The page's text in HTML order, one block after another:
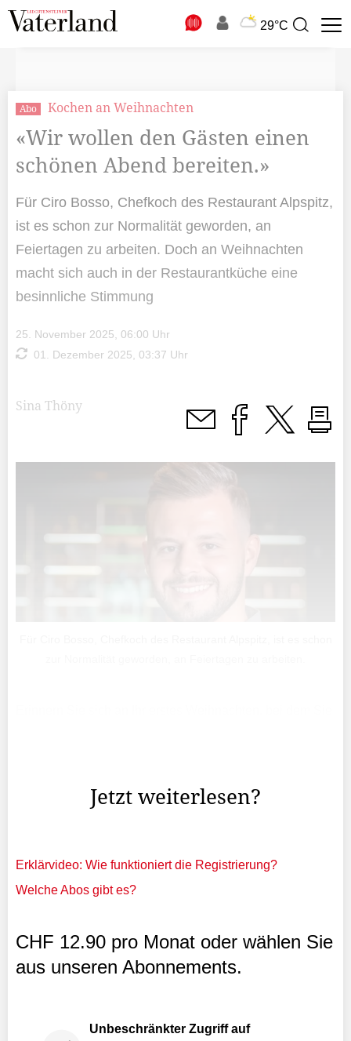
29°C
Suchbegriff
Abo Kochen an Weihnachten
«Wir wollen den Gästen einen
schönen Abend bereiten.»
Für Ciro Bosso, Chefkoch des Restaurant Alpspitz,
ist es schon zur Normalität geworden, an
Feiertagen zu arbeiten. Doch an Weihnachten
macht sich auch in der Restaurantküche eine
besinnliche Stimmung
25. November 2025, 06:00 Uhr
01. Dezember 2025, 03:37 Uhr
Sina Thöny
Jetzt weiterlesen?
Erklärvideo: Wie funktioniert die Registrierung?
Welche Abos gibt es?
CHF 12.90 pro Monat oder wählen Sie
aus unseren Abonnements.
Unbeschränkter Zugriff auf